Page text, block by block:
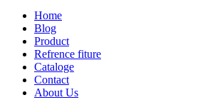
Home
Blog
Product
Refrence fiture
Cataloge
Contact
About Us